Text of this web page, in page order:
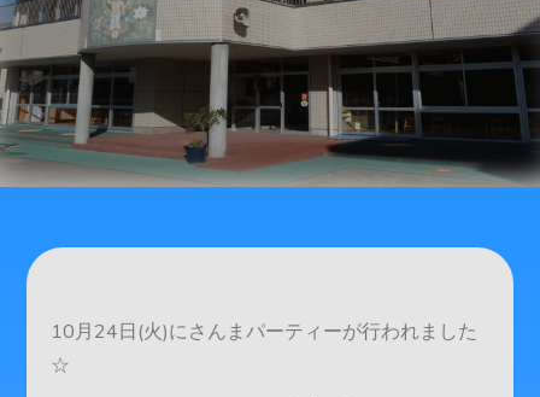
10月24日(火)にさんまパーティーが行われました
☆